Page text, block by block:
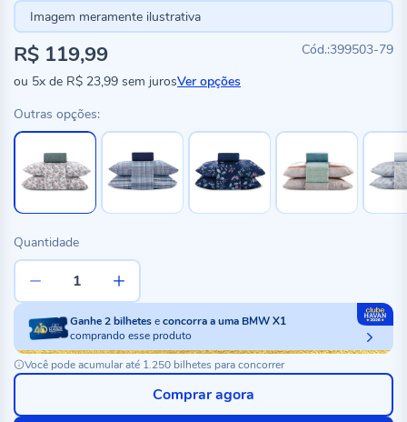
Imagem meramente ilustrativa
399503-79
R$ 119,99
ou 5x de R$ 23,99 sem jurosVer opções
Outras opções:
Quantidade
Ganhe2bilheteseconcorra a uma BMW X1
comprando esse produto
Você pode acumular até 1.250 bilhetes para concorrer
Comprar agora